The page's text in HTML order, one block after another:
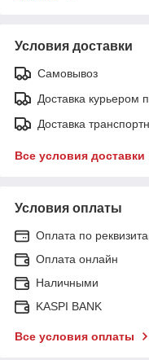
Условия доставки
Самовывоз
Доставка курьером
Доставка
Все условия доставки
Условия оплаты
Оплата по
Оплата онлайн
Наличными
KASPI BANK
Все условия оплаты